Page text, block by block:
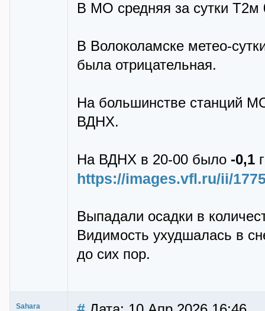
В МО средняя за сутки Т2м
В Волоколамске метео-
была отрицательная.
На большинстве станций
ВДНХ.
На ВДНХ в 20-00 было -0,1
https://images.vfl.ru/ii/
Выпадали осадки в
Видимость ухудшалась в
до сих пор.
Sahara